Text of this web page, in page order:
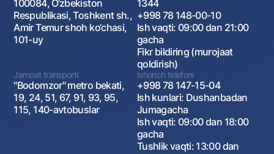
100084, O‘zbekiston
Respublikasi, Toshkent sh.,
Amir Temur shoh ko‘chasi,
101-uy
1344
+998 78 148-00-10
Ish vaqti: 09:00 dan 21:00
gacha
Fikr bildiring (murojaat
qoldirish)
Jamoat transporti
"Bodomzor" metro bekati,
19, 24, 51, 67, 91, 93, 95,
115, 140-avtobuslar
Ishonch telefoni
+998 78 147-15-04
Ish kunlari: Dushanbadan
Jumagacha
Ish vaqti: 09:00 dan 18:00
gacha
Tushlik vaqti: 13:00 dan